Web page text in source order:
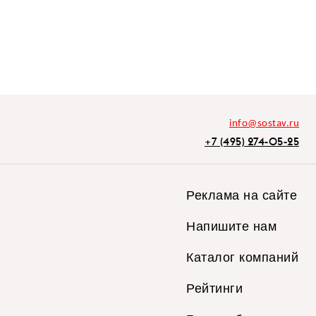
info@sostav.ru
+7 (495) 274-05-25
Реклама на сайте
Напишите нам
Каталог компаний
Рейтинги